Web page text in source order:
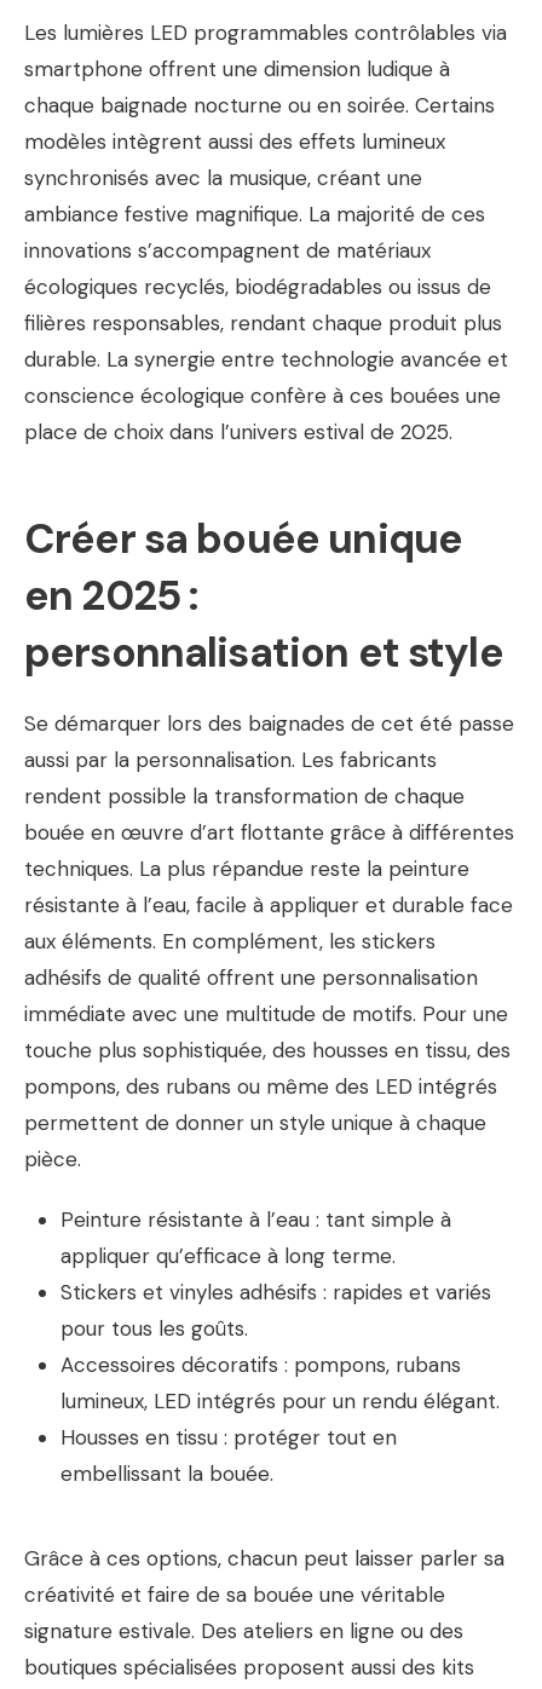
Les lumières LED programmables contrôlables via
smartphone offrent une dimension ludique à
chaque baignade nocturne ou en soirée. Certains
modèles intègrent aussi des effets lumineux
synchronisés avec la musique, créant une
ambiance festive magnifique. La majorité de ces
innovations s’accompagnent de matériaux
écologiques recyclés, biodégradables ou issus de
filières responsables, rendant chaque produit plus
durable. La synergie entre technologie avancée et
conscience écologique confère à ces bouées une
place de choix dans l’univers estival de 2025.
Créer sa bouée unique
en 2025 :
personnalisation et style
Se démarquer lors des baignades de cet été passe
aussi par la personnalisation. Les fabricants
rendent possible la transformation de chaque
bouée en œuvre d’art flottante grâce à différentes
techniques. La plus répandue reste la peinture
résistante à l’eau, facile à appliquer et durable face
aux éléments. En complément, les stickers
adhésifs de qualité offrent une personnalisation
immédiate avec une multitude de motifs. Pour une
touche plus sophistiquée, des housses en tissu, des
pompons, des rubans ou même des LED intégrés
permettent de donner un style unique à chaque
pièce.
Peinture résistante à l’eau : tant simple à
appliquer qu’efficace à long terme.
Stickers et vinyles adhésifs : rapides et variés
pour tous les goûts.
Accessoires décoratifs : pompons, rubans
lumineux, LED intégrés pour un rendu élégant.
Housses en tissu : protéger tout en
embellissant la bouée.
Grâce à ces options, chacun peut laisser parler sa
créativité et faire de sa bouée une véritable
signature estivale. Des ateliers en ligne ou des
boutiques spécialisées proposent aussi des kits